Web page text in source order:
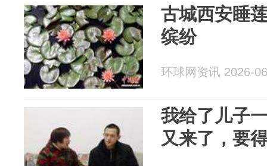
古城西安睡
缤纷
环球网资讯 2026-
我给了儿子
又来了，要